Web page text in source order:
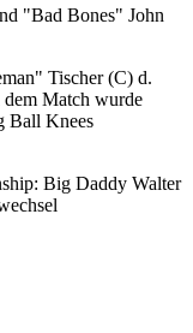
"Bad Bones" John
Tischer (C) d.
Match wurde
Ball Knees
Big Daddy Walter